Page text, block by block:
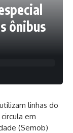
ônibus
linhas do
em
(Semob)